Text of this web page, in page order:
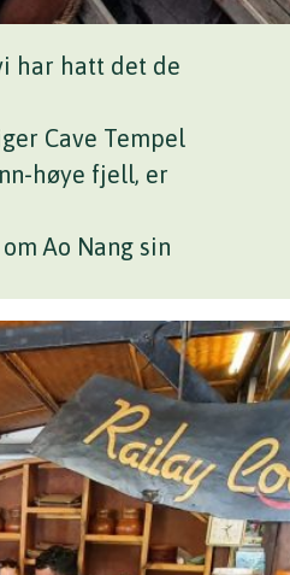
har hatt det de
Cave Tempel
høye fjell, er
Ao Nang sin